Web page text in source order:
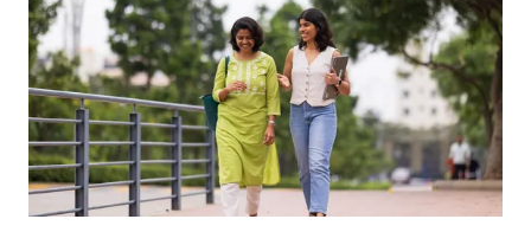
ー
を
操
作
し、
日
付
を
選